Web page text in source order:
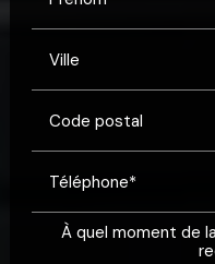
Ville
Code postal
Téléphone*
À quel moment de